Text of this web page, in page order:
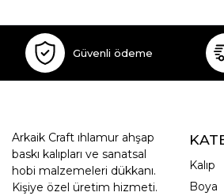
Güvenli ödeme
Arkaik Craft ıhlamur ahşap
baskı kalıpları ve sanatsal
hobi malzemeleri dükkanı.
Kişiye özel üretim hizmeti.
Kalıp
Boya